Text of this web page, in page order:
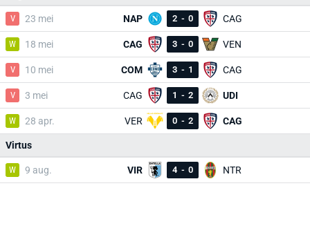
V 23 mei NAP 2 - 0 CAG
W 18 mei CAG 3 - 0 VEN
V 10 mei COM 3 - 1 CAG
V 3 mei CAG 1 - 2 UDI
W 28 apr. VER 0 - 2 CAG
Virtus
W 9 aug. VIR 4 - 0 NTR